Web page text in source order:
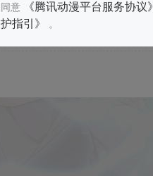
同意 《腾讯动漫平台服务协议》
护指引》
。